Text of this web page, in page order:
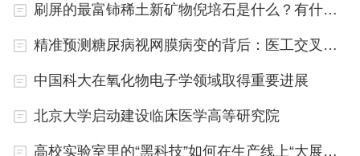
A.巫术说 B.宗教说 C. 游戏说 D. 劳动说
10.艺术真实是对生活真实的超越，它是()
刷屏的最富铈稀土新矿物倪培石是什么？有什么用？
精准预测糖尿病视网膜病变的背后：医工交叉攻关
中国科大在氧化物电子学领域取得重要进展
北京大学启动建设临床医学高等研究院
高校实验室里的“黑科技”如何在生产线上“大展身手”